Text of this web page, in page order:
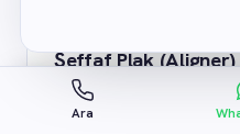
Şeffaf Plak
Kimler İçin
Şeffaf plak (aligner)
Ara